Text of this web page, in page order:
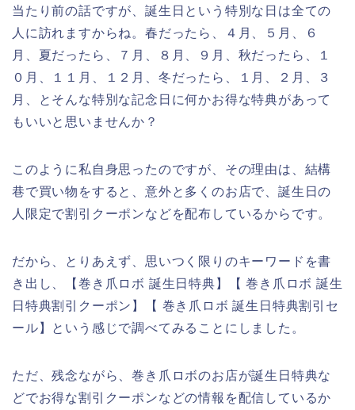
当たり前の話ですが、誕生日という特別な日は全ての
人に訪れますからね。春だったら、４月、５月、６
月、夏だったら、７月、８月、９月、秋だったら、１
０月、１１月、１２月、冬だったら、１月、２月、３
月、とそんな特別な記念日に何かお得な特典があって
もいいと思いませんか？
このように私自身思ったのですが、その理由は、結構
巷で買い物をすると、意外と多くのお店で、誕生日の
人限定で割引クーポンなどを配布しているからです。
だから、とりあえず、思いつく限りのキーワードを書
き出し、【巻き爪ロボ 誕生日特典】【 巻き爪ロボ 誕生
日特典割引クーポン】【 巻き爪ロボ 誕生日特典割引セ
ール】という感じで調べてみることにしました。
ただ、残念ながら、巻き爪ロボのお店が誕生日特典な
どでお得な割引クーポンなどの情報を配信しているか